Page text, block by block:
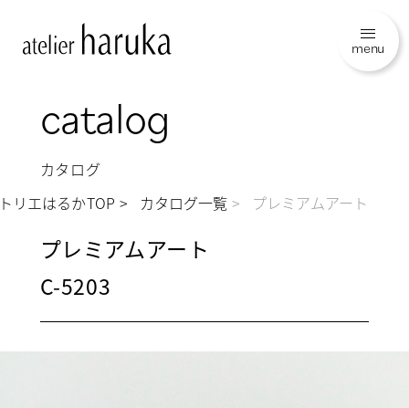
menu
catalog
カタログ
リエはるかTOP
カタログ一覧 プレミアムアート
プレミアムアート
C-5203